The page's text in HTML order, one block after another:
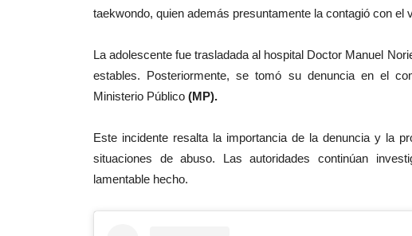
taekwondo, quien además presuntamente la contagió con el
La adolescente fue trasladada al hospital Doctor Manuel
estables. Posteriormente, se tomó su denuncia en el
Ministerio Público (MP).
Este incidente resalta la importancia de la denuncia y la
situaciones de abuso. Las autoridades continúan
lamentable hecho.